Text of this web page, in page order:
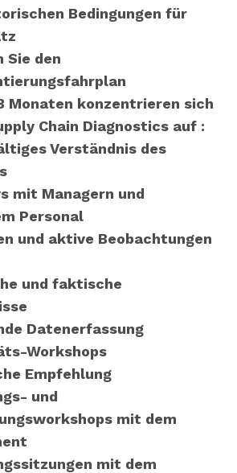
Bedingungen für
Sie den
Monaten konzentrieren sich
Chain Diagnostics auf :
Verständnis des
mit Managern und
Personal
und aktive Beobachtungen
und faktische
Datenerfassung
Workshops
Empfehlung
und
mit dem
mit dem